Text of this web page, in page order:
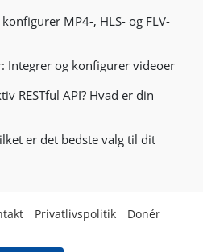
MP4-, HLS- og FLV-
Integrer og konfigurer videoer
RESTful API? Hvad er din
er det bedste valg til dit
Privatlivspolitik Donér